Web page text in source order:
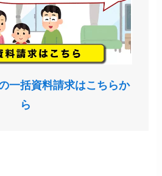
一括資料請求はこちらか
ら